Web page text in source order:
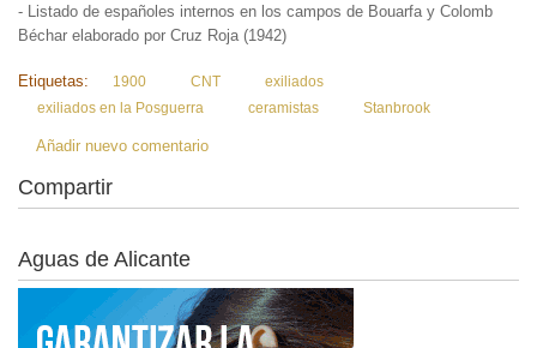
- Listado de españoles internos en los campos de Bouarfa y Colomb
Béchar elaborado por Cruz Roja (1942)
Etiquetas: 1900 CNT
exiliados
exiliados en la Posguerra
ceramistas Stanbrook
Añadir nuevo comentario
Compartir
Aguas de Alicante